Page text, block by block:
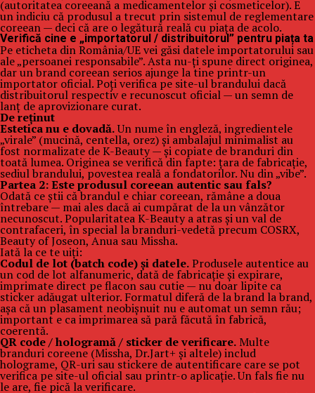
(autoritatea coreeană a medicamentelor și cosmeticelor). E
un indiciu că produsul a trecut prin sistemul de reglementare
coreean — deci că are o legătură reală cu piața de acolo.
Verifică cine e „importatorul / distribuitorul” pentru piața ta
Pe eticheta din România/UE vei găsi datele importatorului sau
ale „persoanei responsabile”. Asta nu-ți spune direct originea,
dar un brand coreean serios ajunge la tine printr-un
importator oficial. Poți verifica pe site-ul brandului dacă
distribuitorul respectiv e recunoscut oficial — un semn de
lanț de aprovizionare curat.
De reținut
Estetica nu e dovadă.Un nume în engleză, ingredientele
„virale” (mucină, centella, orez) și ambalajul minimalist au
fost normalizate de K-Beauty — și copiate de branduri din
toată lumea. Originea se verifică din fapte: țara de fabricație,
sediul brandului, povestea reală a fondatorilor. Nu din „vibe”.
Partea 2: Este produsul coreean autentic sau fals?
Odată ce știi că brandul e chiar coreean, rămâne a doua
întrebare — mai ales dacă ai cumpărat de la un vânzător
necunoscut. Popularitatea K-Beauty a atras și un val de
contrafaceri, în special la branduri-vedetă precum COSRX,
Beauty of Joseon, Anua sau Missha.
Iată la ce te uiți:
Codul de lot (batch code) și datele.Produsele autentice au
un cod de lot alfanumeric, dată de fabricație și expirare,
imprimate direct pe flacon sau cutie — nu doar lipite ca
sticker adăugat ulterior. Formatul diferă de la brand la brand,
așa că un plasament neobișnuit nu e automat un semn rău;
important e ca imprimarea să pară făcută în fabrică,
coerentă.
QR code / hologramă / sticker de verificare.Multe
branduri coreene (Missha, Dr.Jart+ și altele) includ
holograme, QR-uri sau stickere de autentificare care se pot
verifica pe site-ul oficial sau printr-o aplicație. Un fals fie nu
le are, fie pică la verificare.